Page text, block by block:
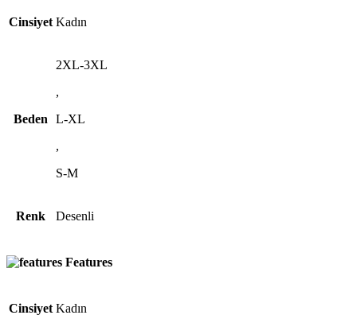
Cinsiyet Kadın
Beden
2XL-3XL
,
L-XL
,
S-M
Renk Desenli
Features
Cinsiyet Kadın